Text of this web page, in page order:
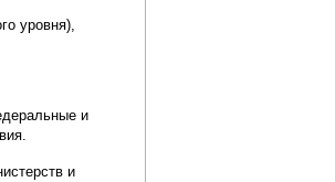
уровня),
и
и